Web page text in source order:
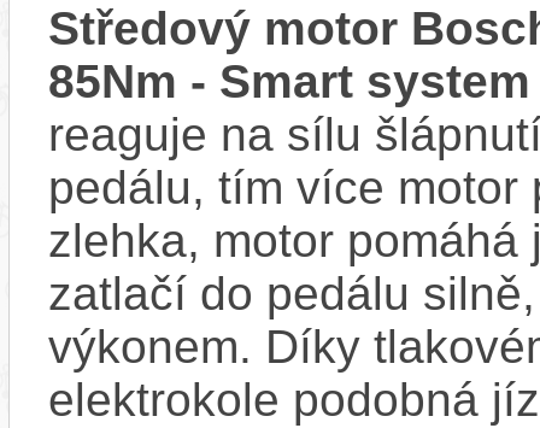
Středový motor
85Nm - Smart system
reaguje na sílu
pedálu, tím více motor
zlehka, motor
zatlačí do pedálu
výkonem. Díky
elektrokole podobná